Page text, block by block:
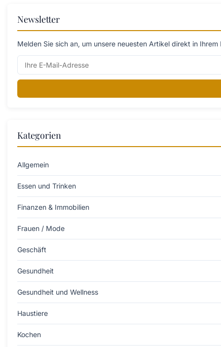
Newsletter
Melden Sie sich an, um unsere neuesten Artikel direkt in
Kategorien
Allgemein
Essen und Trinken
Finanzen & Immobilien
Frauen / Mode
Geschäft
Gesundheit
Gesundheit und Wellness
Haustiere
Kochen